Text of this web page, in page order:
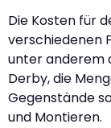
Die Kosten für
verschiedenen
unter anderem
Derby, die
Gegenstände
und Montieren.